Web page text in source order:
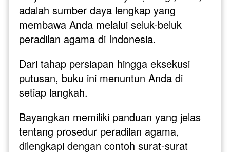
adalah sumber daya lengkap yang
membawa Anda melalui seluk-beluk
peradilan agama di Indonesia.
Dari tahap persiapan hingga eksekusi
putusan, buku ini menuntun Anda di
setiap langkah.
Bayangkan memiliki panduan yang jelas
tentang prosedur peradilan agama,
dilengkapi dengan contoh surat-surat